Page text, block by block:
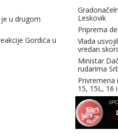
u drugom
Gordića u
Leskovik
Priprema
Vlada
vredan
Ministar
rudarima
Privremena
15, 15L, 16 i